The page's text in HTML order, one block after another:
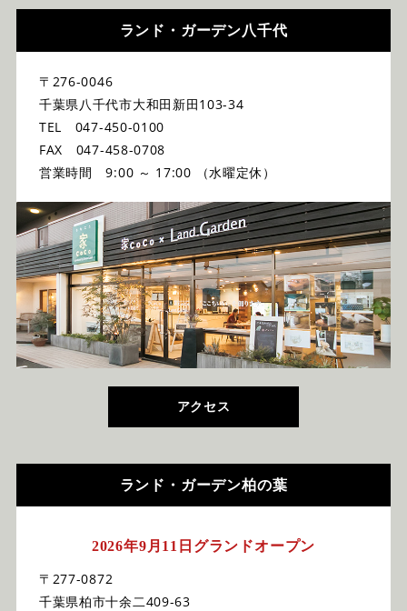
ランド・ガーデン八千代
〒276-0046
千葉県八千代市大和田新田103-34
TEL 047-450-0100
FAX 047-458-0708
営業時間 9:00 ～ 17:00 （水曜定休）
アクセス
ランド・ガーデン柏の葉
2026年9月11日グランドオープン
〒277-0872
千葉県柏市十余二409-63